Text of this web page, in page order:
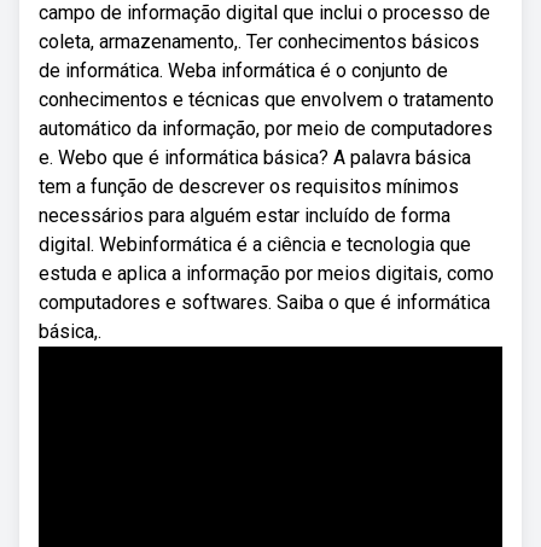
campo de informação digital que inclui o processo de
coleta, armazenamento,. Ter conhecimentos básicos
de informática. Weba informática é o conjunto de
conhecimentos e técnicas que envolvem o tratamento
automático da informação, por meio de computadores
e. Webo que é informática básica? A palavra básica
tem a função de descrever os requisitos mínimos
necessários para alguém estar incluído de forma
digital. Webinformática é a ciência e tecnologia que
estuda e aplica a informação por meios digitais, como
computadores e softwares. Saiba o que é informática
básica,.